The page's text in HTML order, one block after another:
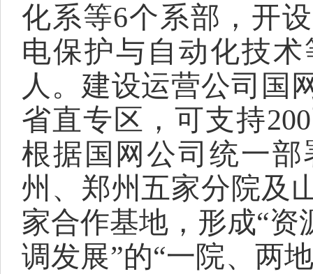
化系等6个系部，开
电保护与自动化技术
人。建设运营公司国
省直专区，可支持
根据国网公司统一
州、郑州五家分院及
家合作基地，形成“
调发展”的“一院、两